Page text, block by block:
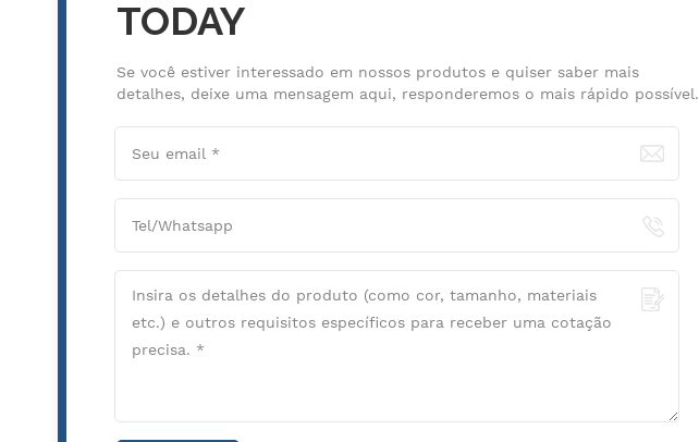
TODAY
Se você estiver interessado em nossos produtos e quiser saber mais
detalhes, deixe uma mensagem aqui, responderemos o mais rápido possível.